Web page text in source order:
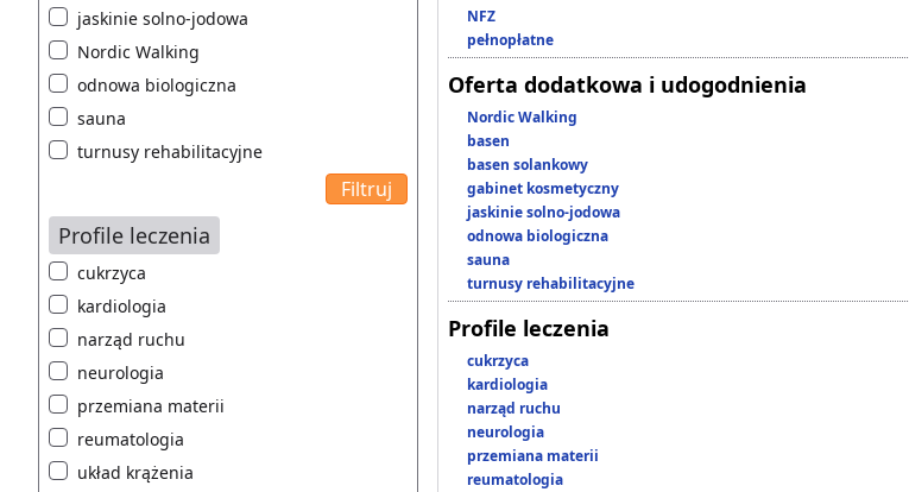
jaskinie solno-jodowa
Nordic Walking
odnowa biologiczna
sauna
turnusy rehabilitacyjne
Profile leczenia
cukrzyca
kardiologia
narząd ruchu
neurologia
przemiana materii
reumatologia
układ krążenia
NFZ
pełnopłatne
Oferta dodatkowa i udogodnienia
Nordic Walking
basen
basen solankowy
gabinet kosmetyczny
jaskinie solno-jodowa
odnowa biologiczna
sauna
turnusy rehabilitacyjne
Profile leczenia
cukrzyca
kardiologia
narząd ruchu
neurologia
przemiana materii
reumatologia